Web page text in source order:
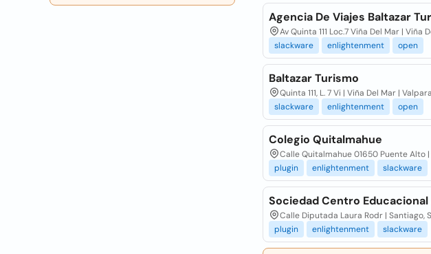
Agencia De Viajes Baltazar
Av Quinta 111 Loc.7 Viña Del Mar |
slackware
enlightenment open
Baltazar Turismo
Quinta 111, L. 7 Vi | Viña Del Mar |
slackware
enlightenment open
Colegio Quitalmahue
Calle Quitalmahue 01650 Puente Alto
plugin
enlightenment slackware
Sociedad Centro
Calle Diputada Laura Rodr | Santiago,
plugin
enlightenment slackware